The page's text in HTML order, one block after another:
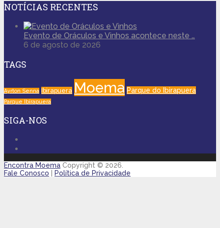
NOTÍCIAS RECENTES
Evento de Oráculos e Vinhos acontece neste …
6 de agosto de 2026
TAGS
Ayrton Senna Ibirapuera Moema Parque do Ibirapuera
Parque Ibirapuera
SIGA-NOS
Encontra Moema Copyright © 2026.
Fale Conosco
Política de Privacidade